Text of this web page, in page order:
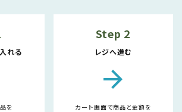
れる
を
Step 2
レジへ進む
arrow_forward
カート画面で商品と金額を